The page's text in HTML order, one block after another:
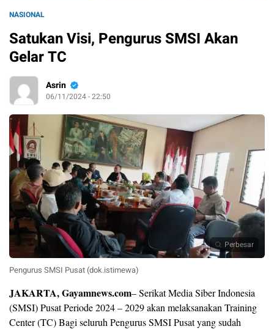
NASIONAL
Satukan Visi, Pengurus SMSI Akan
Gelar TC
Asrin
06/11/2024 - 22:50
Perbesar
Pengurus SMSI Pusat (dok.istimewa)
JAKARTA, Gayamnews.com– Serikat Media Siber Indonesia
(SMSI) Pusat Periode 2024 – 2029 akan melaksanakan Training
Center (TC) Bagi seluruh Pengurus SMSI Pusat yang sudah